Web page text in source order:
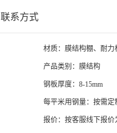
联系方式
材质：膜结构棚、耐
产品类别：膜结构
钢板厚度：8-15mm
每平米用钢量：按需定
报价：按客服线下报价